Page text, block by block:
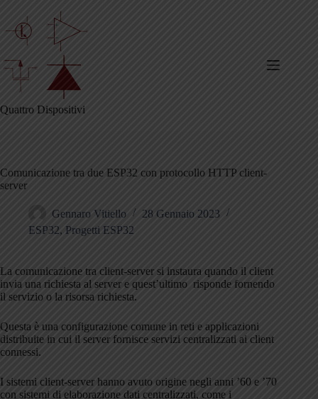
contenuto
Quattro Dispositivi
Comunicazione tra due ESP32 con protocollo HTTP client-
server
Gennaro Vitiello
28 Gennaio 2023
ESP32, Progetti ESP32
La comunicazione tra client-server si instaura quando il client
invia una richiesta al server e quest’ultimo risponde fornendo
il servizio o la risorsa richiesta.
Questa è una configurazione comune in reti e applicazioni
distribuite in cui il server fornisce servizi centralizzati ai client
connessi.
I sistemi client-server hanno avuto origine negli anni ’60 e ’70
con sistemi di elaborazione dati centralizzati, come i